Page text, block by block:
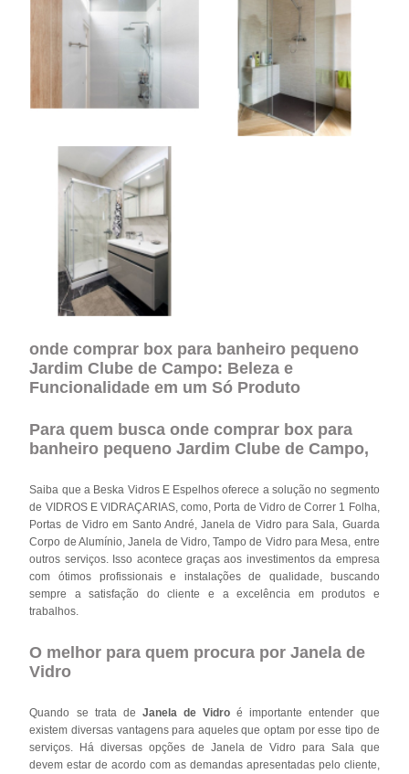
onde comprar box para banheiro pequeno
Jardim Clube de Campo: Beleza e
Funcionalidade em um Só Produto
Para quem busca onde comprar box para
banheiro pequeno Jardim Clube de Campo,
Saiba que a Beska Vidros E Espelhos oferece a solução no segmento
de VIDROS E VIDRAÇARIAS, como, Porta de Vidro de Correr 1 Folha,
Portas de Vidro em Santo André, Janela de Vidro para Sala, Guarda
Corpo de Alumínio, Janela de Vidro, Tampo de Vidro para Mesa, entre
outros serviços. Isso acontece graças aos investimentos da empresa
com ótimos profissionais e instalações de qualidade, buscando
sempre a satisfação do cliente e a excelência em produtos e
trabalhos.
O melhor para quem procura por Janela de
Vidro
Quando se trata de Janela de Vidro é importante entender que
existem diversas vantagens para aqueles que optam por esse tipo de
serviços. Há diversas opções de Janela de Vidro para Sala que
devem estar de acordo com as demandas apresentadas pelo cliente,